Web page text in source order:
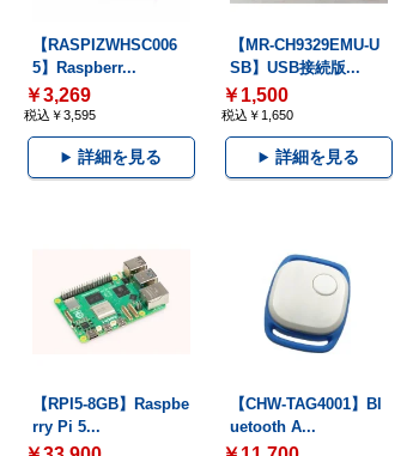
【RASPIZWHSC006
5】Raspberr...
￥3,269
税込￥3,595
詳細を見る
【MR-CH9329EMU-U
SB】USB接続版...
￥1,500
税込￥1,650
詳細を見る
【RPI5-8GB】Raspbe
rry Pi 5...
【CHW-TAG4001】Bl
uetooth A...